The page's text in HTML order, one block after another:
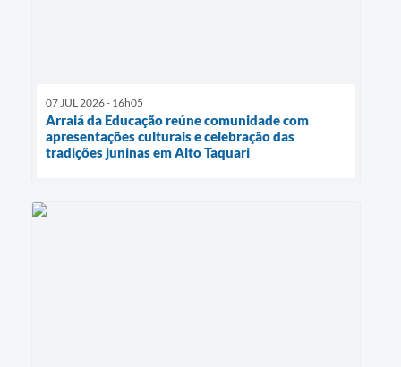
07 JUL 2026 - 16h05
Arraiá da Educação reúne comunidade com
apresentações culturais e celebração das
tradições juninas em Alto Taquari